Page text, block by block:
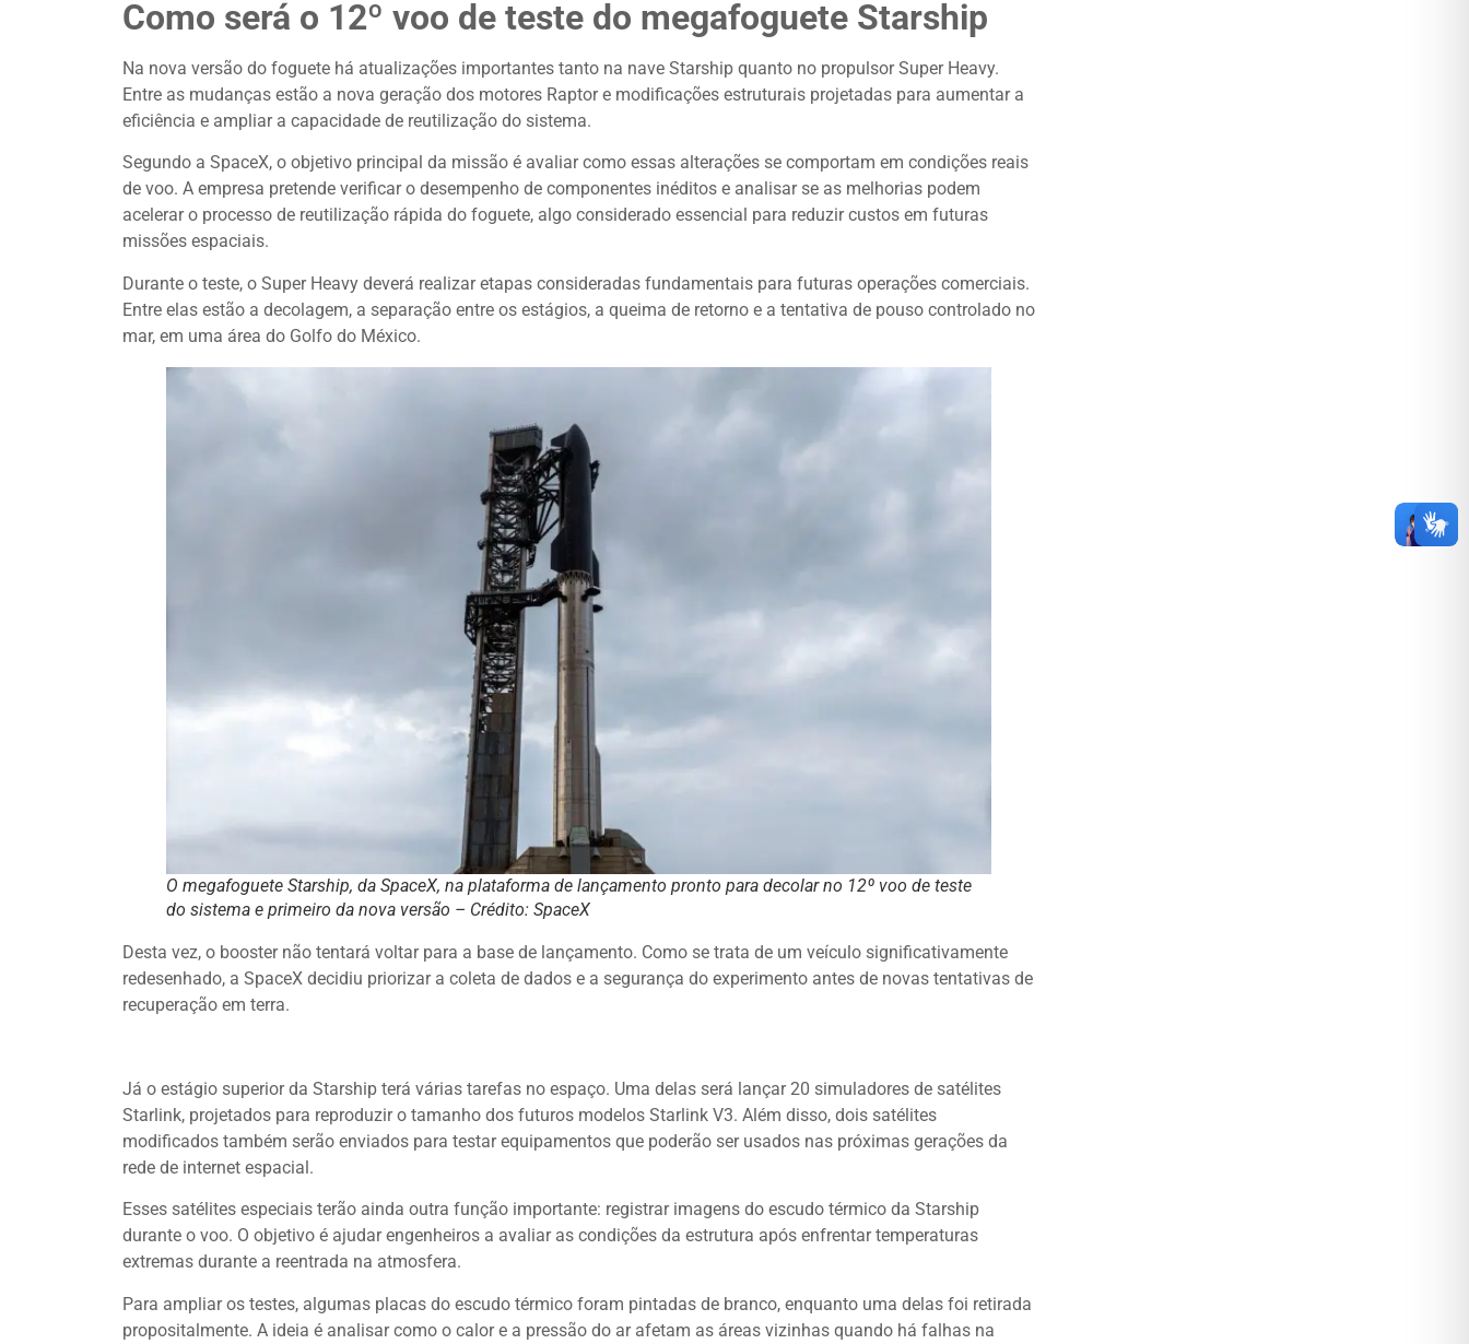
Como será o 12º voo de teste do megafoguete Starship
Na nova versão do foguete há atualizações importantes tanto na nave Starship quanto no propulsor Super Heavy.
Entre as mudanças estão a nova geração dos motores Raptor e modificações estruturais projetadas para aumentar a
eficiência e ampliar a capacidade de reutilização do sistema.
Segundo a SpaceX, o objetivo principal da missão é avaliar como essas alterações se comportam em condições reais
de voo. A empresa pretende verificar o desempenho de componentes inéditos e analisar se as melhorias podem
acelerar o processo de reutilização rápida do foguete, algo considerado essencial para reduzir custos em futuras
missões espaciais.
Durante o teste, o Super Heavy deverá realizar etapas consideradas fundamentais para futuras operações comerciais.
Entre elas estão a decolagem, a separação entre os estágios, a queima de retorno e a tentativa de pouso controlado no
mar, em uma área do Golfo do México.
O megafoguete Starship, da SpaceX, na plataforma de lançamento pronto para decolar no 12º voo de teste
do sistema e primeiro da nova versão – Crédito: SpaceX
Desta vez, o booster não tentará voltar para a base de lançamento. Como se trata de um veículo significativamente
redesenhado, a SpaceX decidiu priorizar a coleta de dados e a segurança do experimento antes de novas tentativas de
recuperação em terra.
Já o estágio superior da Starship terá várias tarefas no espaço. Uma delas será lançar 20 simuladores de satélites
Starlink, projetados para reproduzir o tamanho dos futuros modelos Starlink V3. Além disso, dois satélites
modificados também serão enviados para testar equipamentos que poderão ser usados nas próximas gerações da
rede de internet espacial.
Esses satélites especiais terão ainda outra função importante: registrar imagens do escudo térmico da Starship
durante o voo. O objetivo é ajudar engenheiros a avaliar as condições da estrutura após enfrentar temperaturas
extremas durante a reentrada na atmosfera.
Para ampliar os testes, algumas placas do escudo térmico foram pintadas de branco, enquanto uma delas foi retirada
propositalmente. A ideia é analisar como o calor e a pressão do ar afetam as áreas vizinhas quando há falhas na